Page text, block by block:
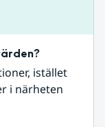
istället
i närheten